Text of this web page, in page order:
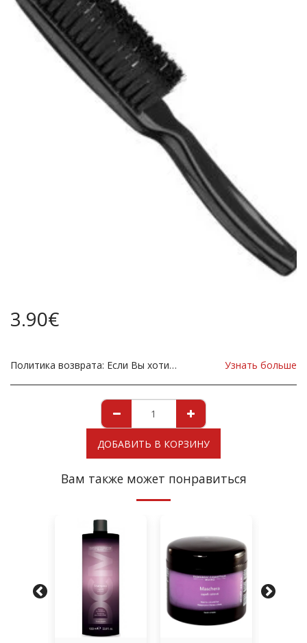
3.90€
Политика возврата: Если Вы хотите вернуть Продукт в связи с повреждением, вы должны немедленно сообщить нам об этом до возвращения. Если вы хотите вернуть товар из-за неправильной поставки товара, товар должен быть таким, как отправлено в нашем магазине. Для уточнения любых возможных возвратов, пожалуйста, свяжитесь с нами, прежде чем вернуть товар, все возвраты за счет вас, клиента. Узнать больше
ДОБАВИТЬ В КОРЗИНУ
Вам также может понравиться